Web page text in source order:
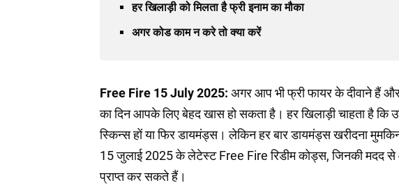
हर खिलाड़ी को मिलता है फ्री इनाम का मौका
अगर कोड काम न करे तो क्या करें
Free Fire 15 July 2025: अगर आप भी फ्री फायर के दीवाने हैं
का दिन आपके लिए बेहद खास हो सकता है। हर खिलाड़ी चाहता है
स्किन्स हों या फिर डायमंड्स। लेकिन हर बार डायमंड्स खरीदना
15 जुलाई 2025 के लेटेस्ट Free Fire रिडीम कोड्स, जिनकी मदद से
प्राप्त कर सकते हैं।